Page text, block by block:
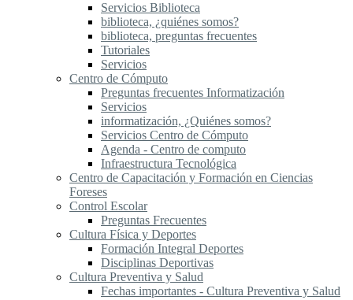
Servicios Biblioteca
biblioteca, ¿quiénes somos?
biblioteca, preguntas frecuentes
Tutoriales
Servicios
Centro de Cómputo
Preguntas frecuentes Informatización
Servicios
informatización, ¿Quiénes somos?
Servicios Centro de Cómputo
Agenda - Centro de computo
Infraestructura Tecnológica
Centro de Capacitación y Formación en Ciencias
Foreses
Control Escolar
Preguntas Frecuentes
Cultura Física y Deportes
Formación Integral Deportes
Disciplinas Deportivas
Cultura Preventiva y Salud
Fechas importantes - Cultura Preventiva y Salud